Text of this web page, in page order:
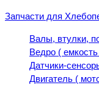
Запчасти для
Валы, втулки,
Ведро (
Датчики-
Двигатель (